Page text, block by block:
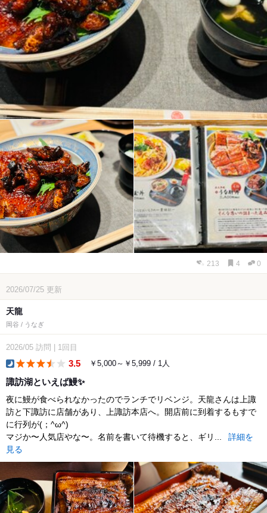
213 4 0
2026/07/25 更新
天龍
岡谷 / うなぎ
2026/05 訪問 1回目
3.5 ￥5,000～￥5,999 / 1人
諏訪湖といえば鰻✨
夜に鰻が食べられなかったのでランチでリベンジ。天龍さんは上諏
訪と下諏訪に店舗があり、上諏訪本店へ。開店前に到着するもすで
に行列が(；^ω^)
マジか〜人気店やな〜。名前を書いて待機すると、ギリ...
詳細を
見る